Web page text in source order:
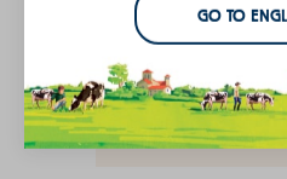
Et n'oubliez-
noter la
GO TO